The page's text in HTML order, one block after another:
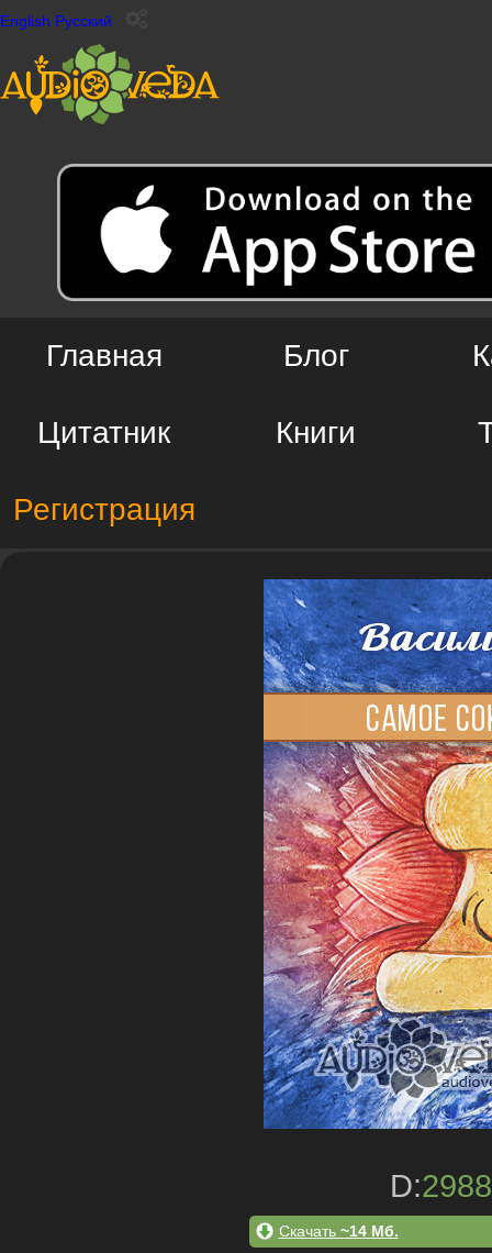
English Русский
Главная Блог
Цитатник Книги
Регистрация
D:2988
Скачать ~14 Мб.